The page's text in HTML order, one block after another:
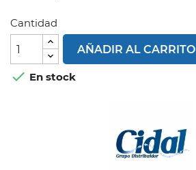
Cantidad
AÑADIR AL CARRITO
 En stock